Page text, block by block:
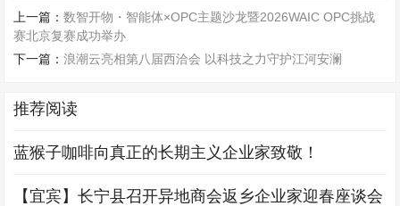
上一篇：数智开物・智能体×OPC主题沙龙暨2026WAIC OPC挑战
赛北京复赛成功举办
下一篇：浪潮云亮相第八届西洽会 以科技之力守护江河安澜
推荐阅读
蓝猴子咖啡向真正的长期主义企业家致敬！
【宜宾】长宁县召开异地商会返乡企业家迎春座谈会